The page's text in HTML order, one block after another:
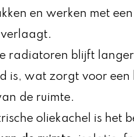
en werken met
radiatoren blijft
is, wat zorgt voor een
de ruimte.
oliekachel is het